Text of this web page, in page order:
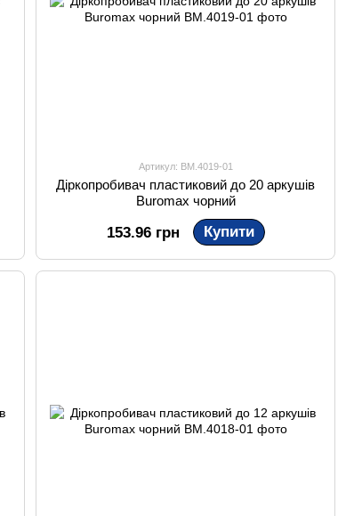
Артикул: BM.4019-01
Діркопробивач пластиковий до 20 аркушів
Buromax чорний
153.96 грн Купити